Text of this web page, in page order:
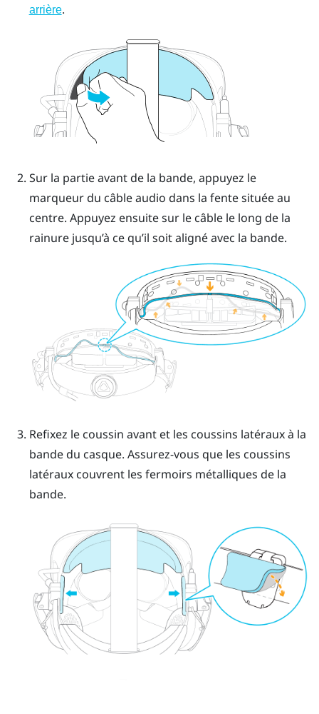
arrière.
Sur la partie avant de la bande, appuyez le
marqueur du câble audio dans la fente située au
centre. Appuyez ensuite sur le câble le long de la
rainure jusqu’à ce qu’il soit aligné avec la bande.
Refixez le coussin avant et les coussins latéraux à la
bande du casque. Assurez-vous que les coussins
latéraux couvrent les fermoirs métalliques de la
bande.